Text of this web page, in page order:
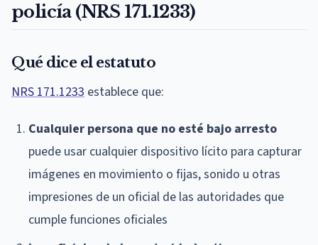
policía (NRS 171.1233)
Qué dice el estatuto
NRS 171.1233 establece que:
Cualquier persona que no esté bajo arresto
puede usar cualquier dispositivo lícito para capturar
imágenes en movimiento o fijas, sonido u otras
impresiones de un oficial de las autoridades que
cumple funciones oficiales